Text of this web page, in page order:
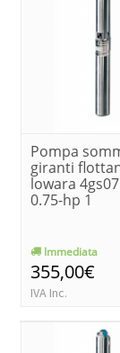
Pompa
giranti
lowara
0.75-hp 1
Immediata
355,00€
IVA Inc.